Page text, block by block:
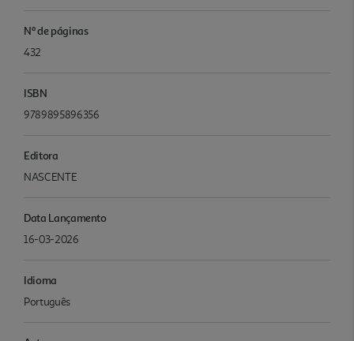
Nº de páginas
432
ISBN
9789895896356
Editora
NASCENTE
Data Lançamento
16-03-2026
Idioma
Português